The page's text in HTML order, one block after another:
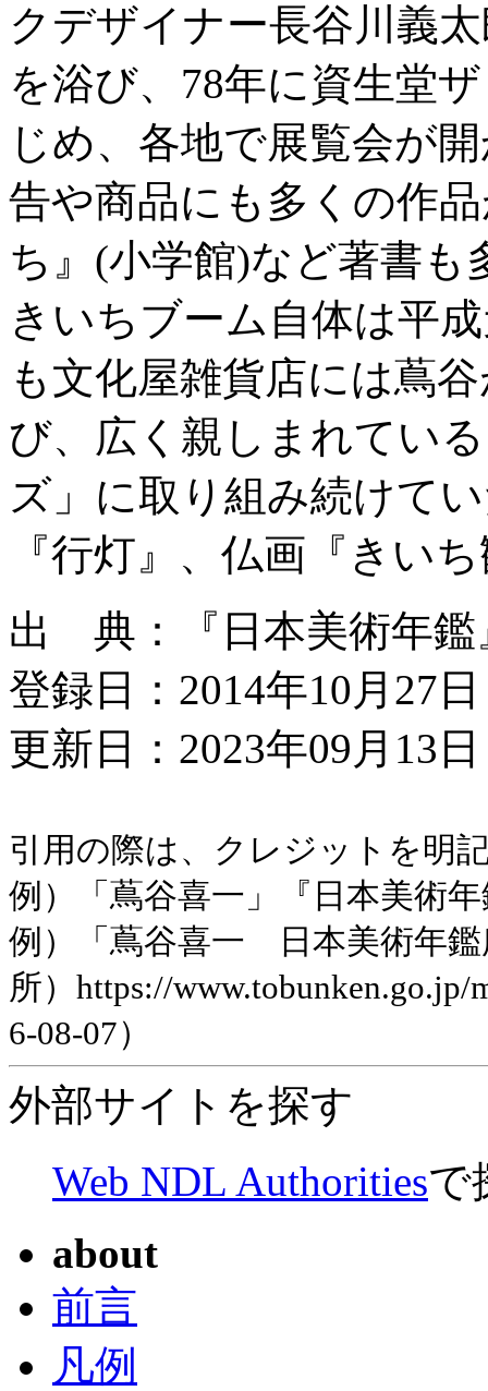
クデザイナー長谷川義
を浴び、78年に資生堂
じめ、各地で展覧会が
告や商品にも多くの作
ち』(小学館)など著書も
きいちブーム自体は平
も文化屋雑貨店には蔦
び、広く親しまれてい
ズ」に取り組み続けて
『行灯』、仏画『きい
出 典：『日本美術年鑑
登録日：2014年10月27日
更新日：2023年09月13
引用の際は、クレジットを明
例）「蔦谷喜一」『日本美術
例）「蔦谷喜一 日本美術年鑑
所）https://
6-08-07）
外部サイトを探す
Web NDL Authoritiesで
about
前言
凡例